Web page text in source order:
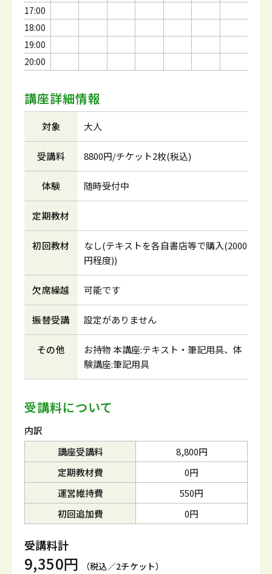
17:00
18:00
19:00
20:00
講座詳細情報
対象 大人
受講料 8800円/チケット2枚(税込)
体験 随時受付中
定期教材
初回教材
なし(テキストを各自書店等で購入(2000
円程度))
欠席繰越 可能です
振替受講 設定がありません
その他
お持物 本講座:テキスト・筆記用具、体
験講座:筆記用具
受講料について
内訳
講座受講料
8,800円
定期教材費
0円
運営維持費
550円
初回追加費
0円
受講料計
9,350円 （税込／2チケット）